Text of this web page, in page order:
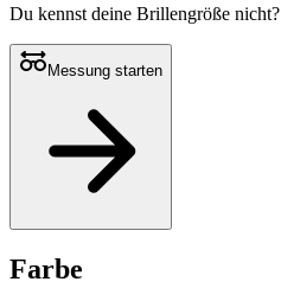
Du kennst deine Brillengröße nicht?
Messung starten
Farbe